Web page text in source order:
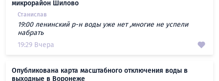
микрорайон Шилово
Станислав
19:00 ленинский р-н воды уже нет ,многие не успели
набрать
19:29 Вчера
Опубликована карта масштабного отключения воды в
выходные в Воронеже